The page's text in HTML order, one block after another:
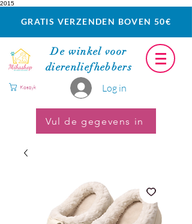
2015
GRATIS VERZENDEN BOVEN 50€
De winkel voor
dierenliefhebbers
Log in
Koszyk
Vul de gegevens in